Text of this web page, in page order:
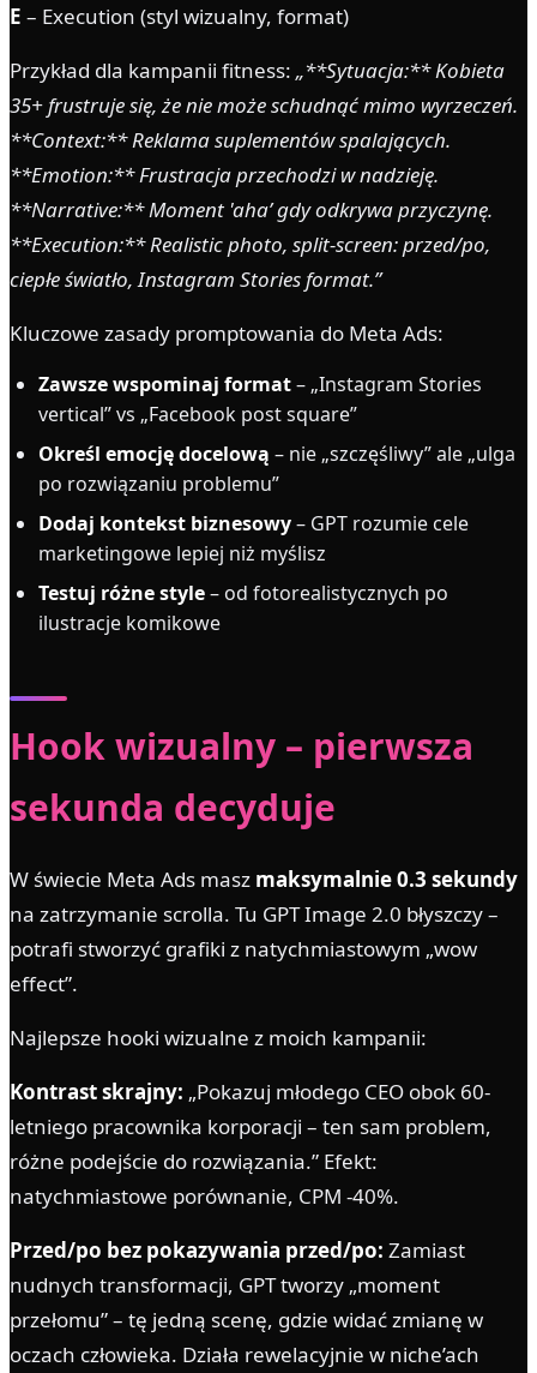
E – Execution (styl wizualny, format)
Przykład dla kampanii fitness: „**Sytuacja:** Kobieta
35+ frustruje się, że nie może schudnąć mimo wyrzeczeń.
**Context:** Reklama suplementów spalających.
**Emotion:** Frustracja przechodzi w nadzieję.
**Narrative:** Moment 'aha’ gdy odkrywa przyczynę.
**Execution:** Realistic photo, split-screen: przed/po,
ciepłe światło, Instagram Stories format.”
Kluczowe zasady promptowania do Meta Ads:
Zawsze wspominaj format– „Instagram Stories
vertical” vs „Facebook post square”
Określ emocję docelową – nie „szczęśliwy” ale „ulga
po rozwiązaniu problemu”
Dodaj kontekst biznesowy– GPT rozumie cele
marketingowe lepiej niż myślisz
Testuj różne style– od fotorealistycznych po
ilustracje komikowe
Hook wizualny – pierwsza
sekunda decyduje
W świecie Meta Ads masz maksymalnie 0.3 sekundy
na zatrzymanie scrolla. Tu GPT Image 2.0 błyszczy –
potrafi stworzyć grafiki z natychmiastowym „wow
effect”.
Najlepsze hooki wizualne z moich kampanii:
Kontrast skrajny: „Pokazuj młodego CEO obok 60-
letniego pracownika korporacji – ten sam problem,
różne podejście do rozwiązania.” Efekt:
natychmiastowe porównanie, CPM -40%.
Przed/po bez pokazywania przed/po: Zamiast
nudnych transformacji, GPT tworzy „moment
przełomu” – tę jedną scenę, gdzie widać zmianę w
oczach człowieka. Działa rewelacyjnie w niche’ach